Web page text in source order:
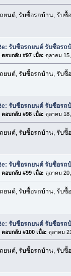
ยนต์, รับซื้อรถบ้าน, รับซื้
รับซื้อรถยนต์ รับซื้อรถ
ตอบกลับ #97 เมื่อ: ตุลาคม
ยนต์, รับซื้อรถบ้าน, รับซื้
รับซื้อรถยนต์ รับซื้อรถ
ตอบกลับ #98 เมื่อ: ตุลาคม
ยนต์, รับซื้อรถบ้าน, รับซื้
รับซื้อรถยนต์ รับซื้อรถ
ตอบกลับ #99 เมื่อ: ตุลาคม
ยนต์, รับซื้อรถบ้าน, รับซื้
รับซื้อรถยนต์ รับซื้อรถ
ตอบกลับ #100 เมื่อ: ตุลาคม
ยนต์, รับซื้อรถบ้าน, รับซื้